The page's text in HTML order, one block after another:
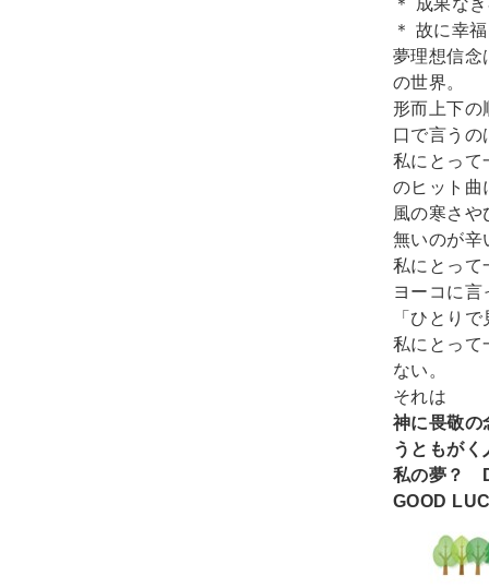
＊ 故に幸
夢理想信念
の世界。
形而上下の
口で言うの
私にとって
のヒット曲
風の寒さ
無いのが
私にとって
ヨーコに
「ひとり
私にとって
ない。
それは
神に畏敬の
うともがく
私の夢？
GOOD